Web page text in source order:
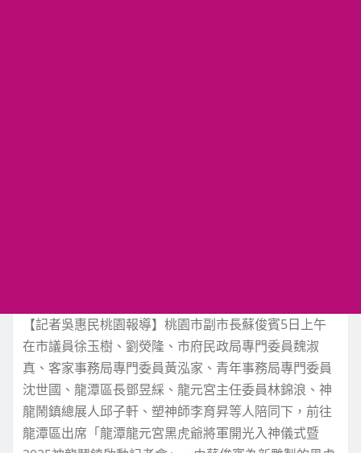
【記者吳惠民桃園報導】桃園市副市長蘇俊賓5日上午
在市議員徐玉樹、劉熒隆、市府民政局專門委員魏淑
真、客家事務局專門委員黃泓家、青年事務局專門委員
沈世國、龍潭區長鄧昱綵、龍元宮主任委員林錦浪、神
龍鬧鎮總展人邱子軒、塑神師李育昇等人陪同下，前往
龍潭區出席「龍潭龍元宮黑虎爺將軍開光入神儀式暨